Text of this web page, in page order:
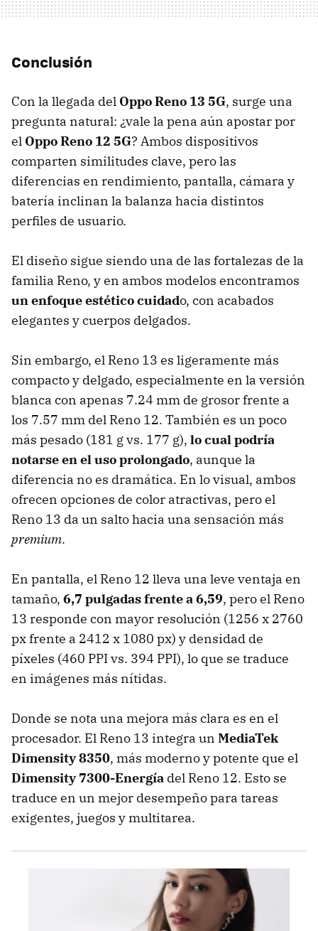
Conclusión
Con la llegada del Oppo Reno 13 5G, surge una
pregunta natural: ¿vale la pena aún apostar por
el Oppo Reno 12 5G? Ambos dispositivos
comparten similitudes clave, pero las
diferencias en rendimiento, pantalla, cámara y
batería inclinan la balanza hacia distintos
perfiles de usuario.
El diseño sigue siendo una de las fortalezas de la
familia Reno, y en ambos modelos encontramos
un enfoque estético cuidado, con acabados
elegantes y cuerpos delgados.
Sin embargo, el Reno 13 es ligeramente más
compacto y delgado, especialmente en la versión
blanca con apenas 7.24 mm de grosor frente a
los 7.57 mm del Reno 12. También es un poco
más pesado (181 g vs. 177 g), lo cual podría
notarse en el uso prolongado, aunque la
diferencia no es dramática. En lo visual, ambos
ofrecen opciones de color atractivas, pero el
Reno 13 da un salto hacia una sensación más
premium.
En pantalla, el Reno 12 lleva una leve ventaja en
tamaño, 6,7 pulgadas frente a 6,59, pero el Reno
13 responde con mayor resolución (1256 x 2760
px frente a 2412 x 1080 px) y densidad de
píxeles (460 PPI vs. 394 PPI), lo que se traduce
en imágenes más nítidas.
Donde se nota una mejora más clara es en el
procesador. El Reno 13 integra un MediaTek
Dimensity 8350, más moderno y potente que el
Dimensity 7300-Energía del Reno 12. Esto se
traduce en un mejor desempeño para tareas
exigentes, juegos y multitarea.